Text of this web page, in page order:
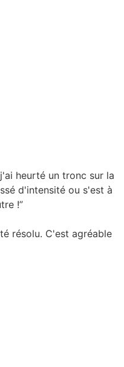
heurté un tronc sur la
d'intensité ou s'est à
!”
résolu. C'est agréable